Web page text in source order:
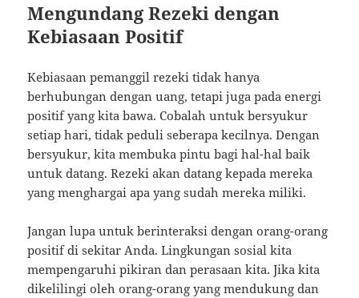
Mengundang Rezeki dengan
Kebiasaan Positif
Kebiasaan pemanggil rezeki tidak hanya
berhubungan dengan uang, tetapi juga pada energi
positif yang kita bawa. Cobalah untuk bersyukur
setiap hari, tidak peduli seberapa kecilnya. Dengan
bersyukur, kita membuka pintu bagi hal-hal baik
untuk datang. Rezeki akan datang kepada mereka
yang menghargai apa yang sudah mereka miliki.
Jangan lupa untuk berinteraksi dengan orang-orang
positif di sekitar Anda. Lingkungan sosial kita
mempengaruhi pikiran dan perasaan kita. Jika kita
dikelilingi oleh orang-orang yang mendukung dan